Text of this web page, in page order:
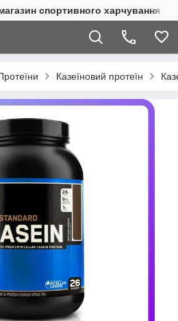
спортивного харчування
Казеїновий протеїн